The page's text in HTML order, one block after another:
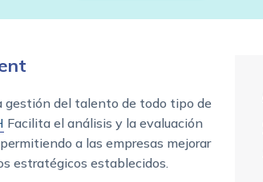
gestión del talento de todo tipo de
Facilita el análisis y la evaluación
a las empresas mejorar
estratégicos establecidos.